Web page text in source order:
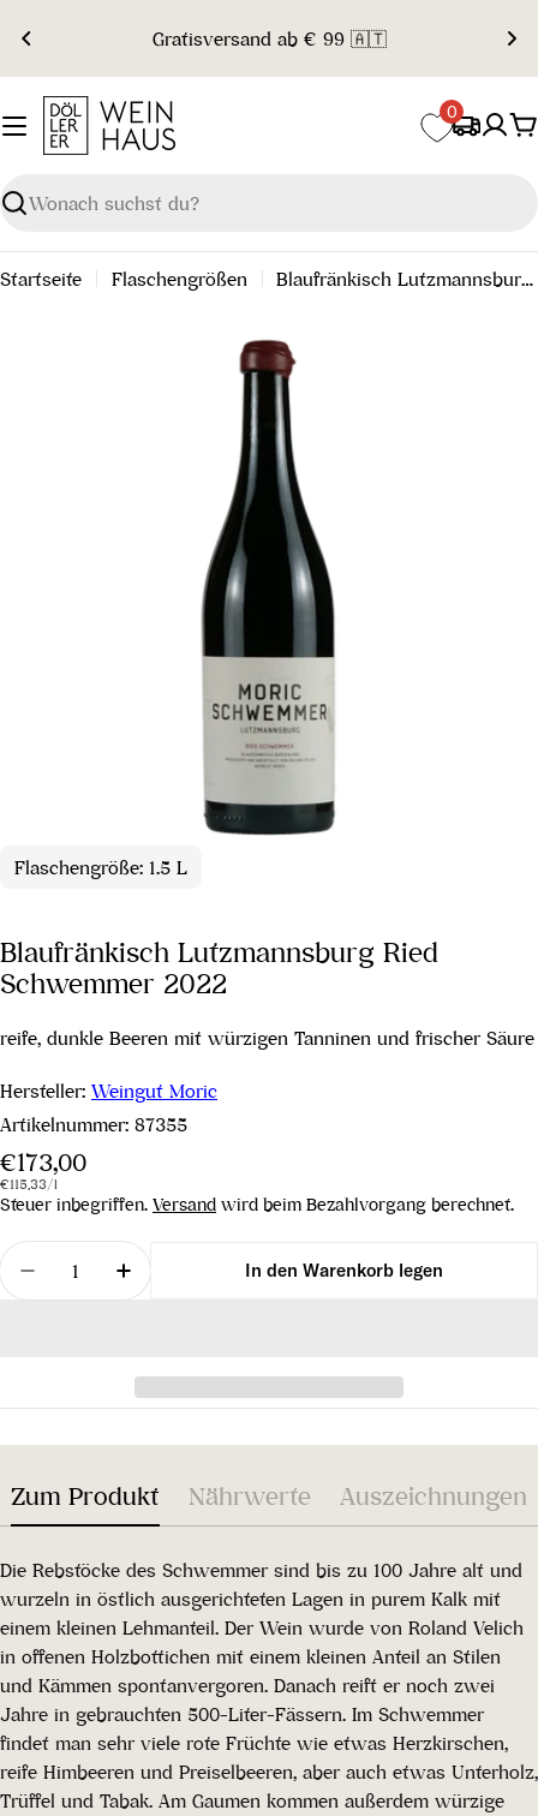
Inhalt
springen
Gratisversand ab € 99 🇦🇹
Suchen
0
Startseite Flaschengrößen Blaufränkisch Lutzmannsburg Ried Schwemmer 2022
Flaschengröße: 1.5 L
Blaufränkisch Lutzmannsburg Ried
Schwemmer 2022
reife, dunkle Beeren mit würzigen Tanninen und frischer Säure
Hersteller: Weingut Moric
Artikelnummer: 87355
Regulärer
Preis
€173,00
Stückpreis
€115,33/pro
l
Steuer inbegriffen. Versand wird beim Bezahlvorgang berechnet.
Menge
Menge für Blaufränkisch Lutzmannsburg Ried
Menge für Blaufränkisch
In den Warenkorb legen
Zum Produkt Nährwerte Auszeichnungen
Die Rebstöcke des Schwemmer sind bis zu 100 Jahre alt und
wurzeln in östlich ausgerichteten Lagen in purem Kalk mit
einem kleinen Lehmanteil. Der Wein wurde von Roland Velich
in offenen Holzbottichen mit einem kleinen Anteil an Stilen
und Kämmen spontanvergoren. Danach reift er noch zwei
Jahre in gebrauchten 500-Liter-Fässern. Im Schwemmer
findet man sehr viele rote Früchte wie etwas Herzkirschen,
reife Himbeeren und Preiselbeeren, aber auch etwas Unterholz,
Trüffel und Tabak. Am Gaumen kommen außerdem würzige